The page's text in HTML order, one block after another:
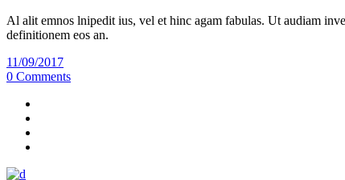
Al alit emnos lnipedit ius, vel et hinc agam fabulas. Ut audiam
definitionem eos an.
11/09/2017
0 Comments